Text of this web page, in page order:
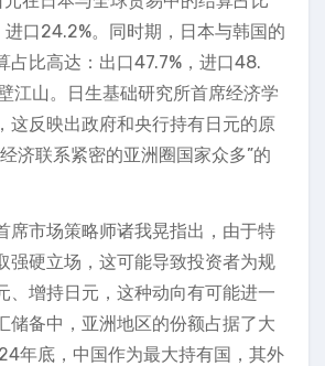
进口24.2%。同时期，日本与韩国的
占比高达：出口47.7%，进口48.
江山。日生基础研究所首席经济学
这反映出政府和央行持有日元的原
济联系紧密的亚洲圈国家众多”的
席市场策略师诸我晃指出，由于特
强硬立场，这可能导致投资者为规
、增持日元，这种动向有可能进一
储备中，亚洲地区的份额占据了大
年底，中国作为最大持有国，其外